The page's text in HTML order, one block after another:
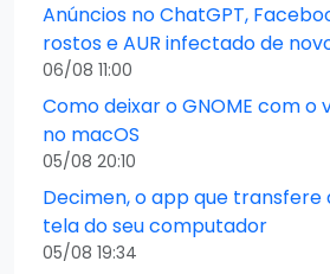
Anúncios no ChatGPT,
rostos e AUR infectado de
06/08 11:00
Como deixar o GNOME com o
no macOS
05/08 20:10
Decimen, o app que transfere
tela do seu computador
05/08 19:34